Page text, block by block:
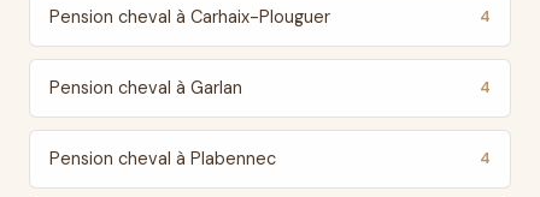
Pension cheval à Carhaix-Plouguer 4
Pension cheval à Garlan 4
Pension cheval à Plabennec 4